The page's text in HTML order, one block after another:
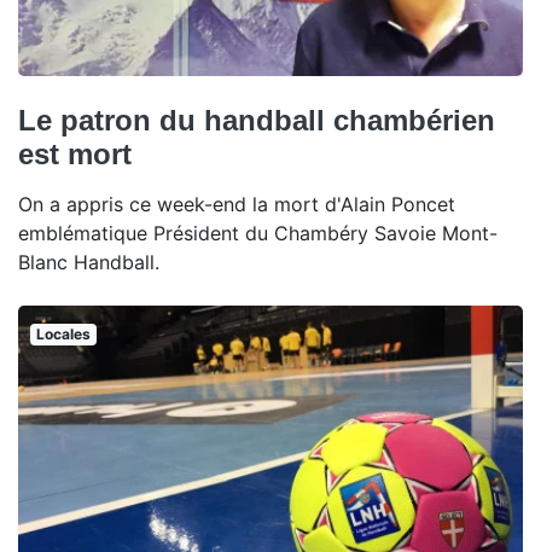
Le patron du handball chambérien
est mort
On a appris ce week-end la mort d'Alain Poncet
emblématique Président du Chambéry Savoie Mont-
Blanc Handball.
Locales